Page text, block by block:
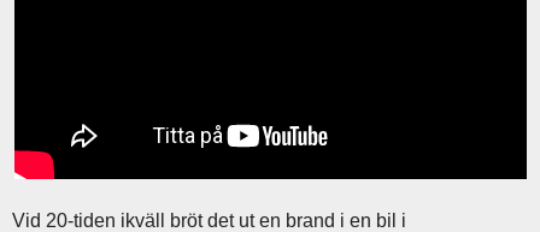
Vid 20-tiden ikväll bröt det ut en brand i en bil i